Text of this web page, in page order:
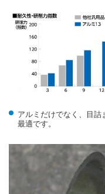
アルミだけでなく、目詰
最適です。